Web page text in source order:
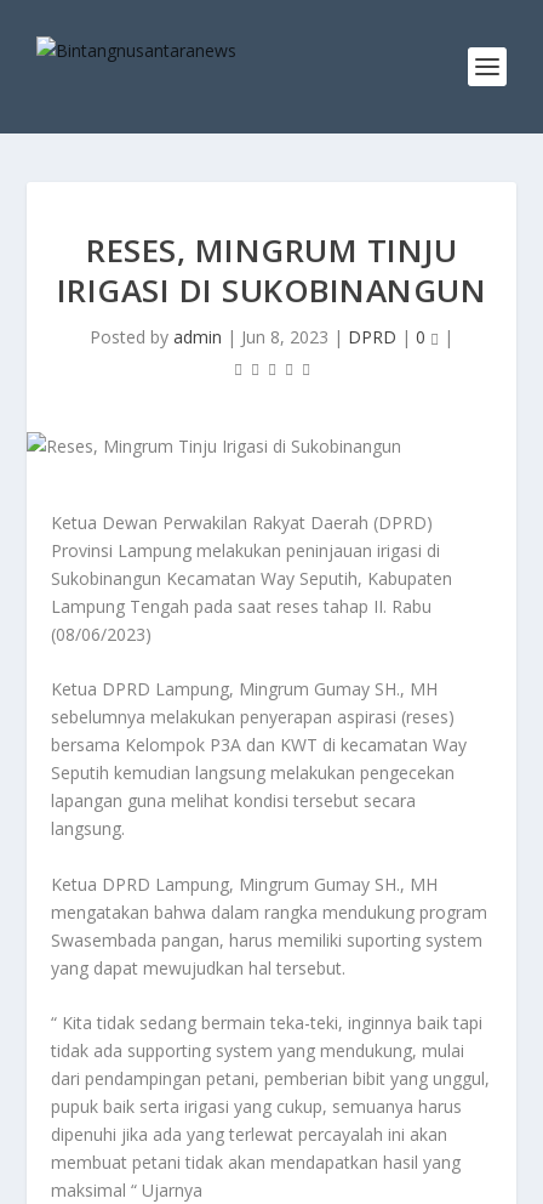
RESES, MINGRUM TINJU
IRIGASI DI SUKOBINANGUN
Posted by admin | Jun 8, 2023 | DPRD | 0 |
Ketua Dewan Perwakilan Rakyat Daerah (DPRD)
Provinsi Lampung melakukan peninjauan irigasi di
Sukobinangun Kecamatan Way Seputih, Kabupaten
Lampung Tengah pada saat reses tahap II. Rabu
(08/06/2023)
Ketua DPRD Lampung, Mingrum Gumay SH., MH
sebelumnya melakukan penyerapan aspirasi (reses)
bersama Kelompok P3A dan KWT di kecamatan Way
Seputih kemudian langsung melakukan pengecekan
lapangan guna melihat kondisi tersebut secara
langsung.
Ketua DPRD Lampung, Mingrum Gumay SH., MH
mengatakan bahwa dalam rangka mendukung program
Swasembada pangan, harus memiliki suporting system
yang dapat mewujudkan hal tersebut.
“ Kita tidak sedang bermain teka-teki, inginnya baik tapi
tidak ada supporting system yang mendukung, mulai
dari pendampingan petani, pemberian bibit yang unggul,
pupuk baik serta irigasi yang cukup, semuanya harus
dipenuhi jika ada yang terlewat percayalah ini akan
membuat petani tidak akan mendapatkan hasil yang
maksimal “ Ujarnya